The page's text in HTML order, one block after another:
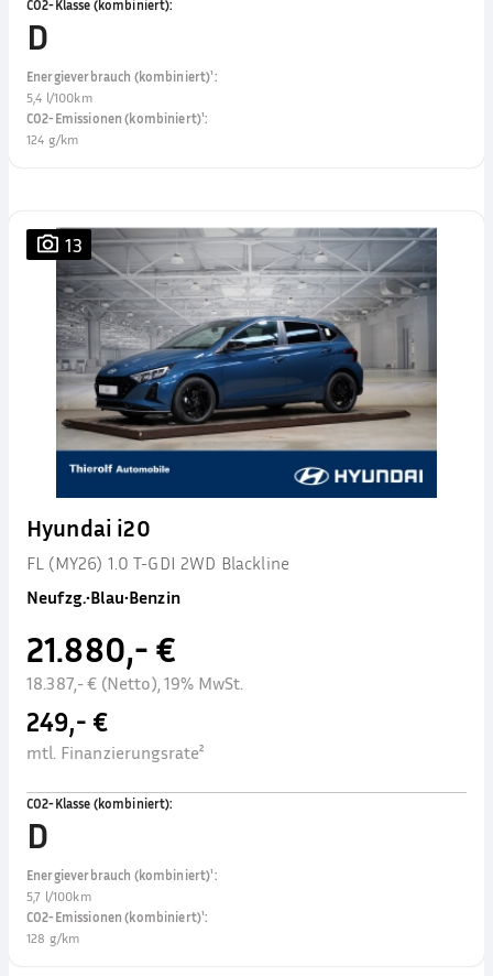
CO2-Klasse (kombiniert):
D
Energieverbrauch (kombiniert)¹:
5,4 l/100km
CO2-Emissionen (kombiniert)¹:
124 g/km
13
Hyundai i20
FL (MY26) 1.0 T-GDI 2WD Blackline
Neufzg.•Blau•Benzin
21.880,- €
18.387,- € (Netto), 19% MwSt.
249,- €
mtl. Finanzierungsrate²
CO2-Klasse (kombiniert):
D
Energieverbrauch (kombiniert)¹:
5,7 l/100km
CO2-Emissionen (kombiniert)¹:
128 g/km